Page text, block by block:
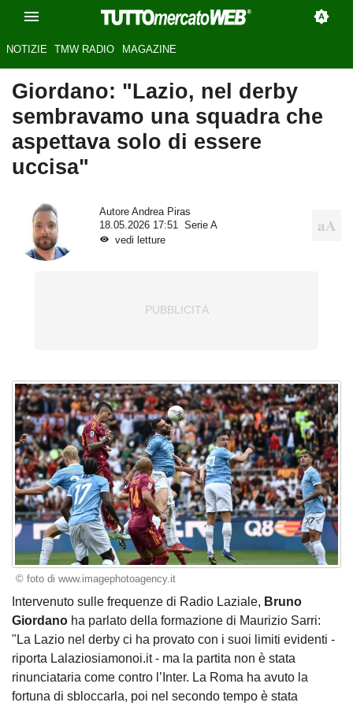
NOTIZIE TMW RADIO MAGAZINE
Giordano: "Lazio, nel derby
sembravamo una squadra che
aspettava solo di essere
uccisa"
Autore Andrea Piras
18.05.2026 17:51
Serie A
vedi letture
© foto di www.imagephotoagency.it
Intervenuto sulle frequenze di Radio Laziale, Bruno
Giordano ha parlato della formazione di Maurizio Sarri:
"La Lazio nel derby ci ha provato con i suoi limiti evidenti -
riporta Lalaziosiamonoi.it - ma la partita non è stata
rinunciataria come contro l’Inter. La Roma ha avuto la
fortuna di sbloccarla, poi nel secondo tempo è stata